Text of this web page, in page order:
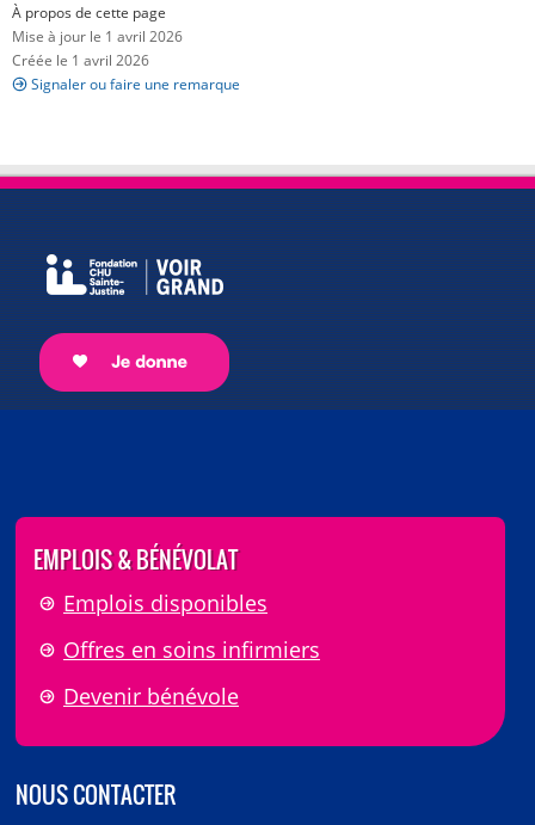
À propos de cette page
Mise à jour le 1 avril 2026
Créée le 1 avril 2026
Signaler ou faire une remarque
EMPLOIS & BÉNÉVOLAT
Emplois disponibles
Offres en soins infirmiers
Devenir bénévole
NOUS CONTACTER